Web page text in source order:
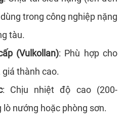
trong công nghiệp nặng
tàu.
(Vulkollan): Phù hợp cho
thành cao.
: Chịu nhiệt độ cao (200-
lò nướng hoặc phòng sơn.